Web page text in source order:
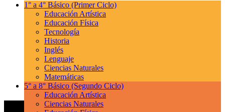
1° a 4° Básico (Primer Ciclo)
Educación Artística
Educación Física
Tecnología
Historia
Inglés
Lenguaje
Ciencias Naturales
Matemáticas
5° a 8° Básico (Segundo Ciclo)
Educación Artística
Ciencias Naturales